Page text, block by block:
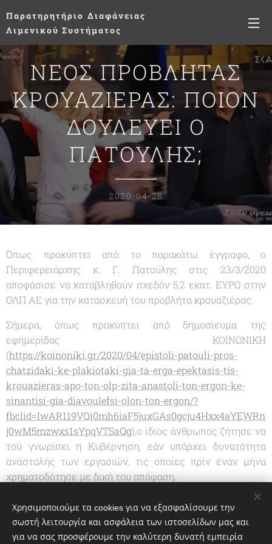
Παρατηρητήριο Διαφάνειας
Λιμενικού Συστήματος
ΝΕΟΣ ΠΡΟΒΛΗΤΑΣ
ΚΡΟΥΑΖΙΕΡΑΣ: ΠΟΙΟΝ
ΔΟΥΛΕΥΕΙ Ο
ΠΑΤΟΥΛΗΣ;
2020-04-28
Όπως προκύπτει από το παρακάτω έγγραφο, ο
Περιφερειάρχης κ. Γ. Πατούλης στις 23/3/2020
αποφάσισε να καταβληθούν σχεδόν 5,2 εκατ. ΕΥΡΩ στην
ΟΛΠ ΑΕ για την κατασκευή του προβλήτα κρουαζιέρας.
Σήμερα, όπως προκύπτει από δημοσίευμα της
εφημερίδας ΚΟΙΝΩΝΙΚΗ
(https://koinoniki.gr/2020/04/epistoli-patouli-pros-
chatzidaki-ke-plakiotaki-gia-ta-erga-epektasis-tis-
krouazieras-apo-ton-olp-zita-anastoli-ton-ergon-ke-
sinantisi-gia-diavoulefsi-olon-ton-ergon/?
fbclid=IwAR119VQi0mh6iaF5juxGAs0gcju4Hxx4aYEWRn
j0wM5mzwxs1sYpqVTSaQg),ο ίδιος άνθρωπος ζήτησε να
τού γνωρίσει η Κυβέρνηση, εάν υπάρχει δυνατότητα
αναστολής των εργασιών, τις οποίες πρίν έναν μήνα
χρηματοδότησε με δική του απόφαση.
Το δούλεμα συνεχίζεται...
Χρησιμοποιούμε τα cookies για να εξασφαλίσουμε την
σωστή λειτουργία και ασφάλεια των ιστοσελίδων μας και
για να σας προσφέρουμε την καλύτερη δυνατή εμπειρία